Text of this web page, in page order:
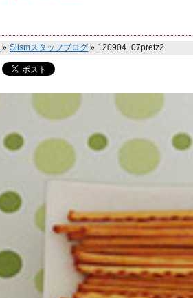
» Slismスタッフブログ » 120904_07pretz2